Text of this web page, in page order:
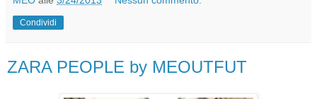
Condividi
ZARA PEOPLE by MEOUTFUT